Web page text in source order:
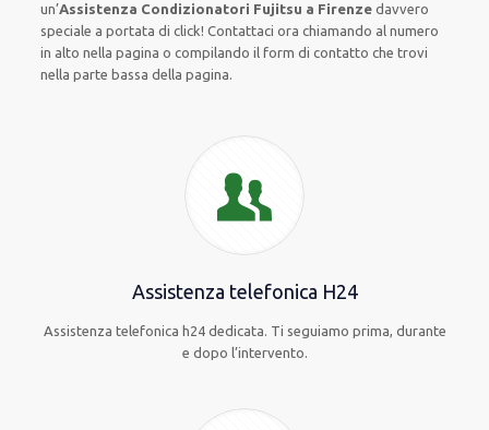
un’Assistenza Condizionatori Fujitsu a Firenze davvero
speciale a portata di click! Contattaci ora chiamando al numero
in alto nella pagina o compilando il form di contatto che trovi
nella parte bassa della pagina.
Assistenza telefonica H24
Assistenza telefonica h24 dedicata. Ti seguiamo prima, durante
e dopo l’intervento.